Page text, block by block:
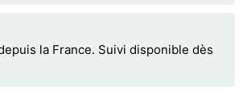
la France. Suivi disponible dès